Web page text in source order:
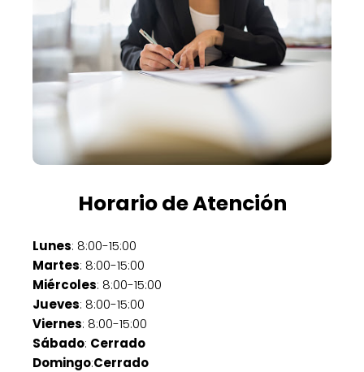
Horario de Atención
Lunes: 8:00-15:00
Martes: 8:00-15:00
Miércoles: 8:00-15:00
Jueves: 8:00-15:00
Viernes: 8:00-15:00
Sábado: Cerrado
Domingo:Cerrado